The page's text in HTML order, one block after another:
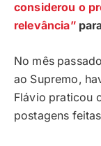
considerou o
relevância”
No mês
ao Supremo,
Flávio praticou
postagens